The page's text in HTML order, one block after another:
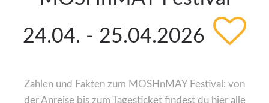
24.04. - 25.04.2026
Zahlen und Fakten zum MOSHnMAY Festival: von
der Anreise bis zum Tagesticket findest du hier alle